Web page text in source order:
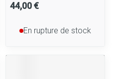
44,00 €
En rupture de stock